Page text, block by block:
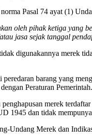
Pasal 74 ayat (1)
oleh pihak ketiga yang
jasa sejak tanggal
digunakannya merek
barang yang
Peraturan Pemerintah.
merek
1945 dan tidak
Undang Merek dan